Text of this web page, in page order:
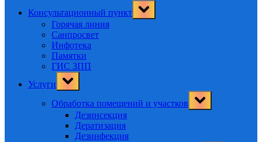
Консультационный пункт
Toggle
sub-
Горячая линия
Санпросвет
Инфотека
Памятки
ГИС ЗПП
Услуги
Toggle
sub-
Обработка помещений и участков
Toggle
sub-
Дезинсекция
Дератизация
Дезинфекция